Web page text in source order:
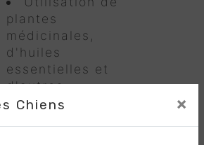
Chiens ×
plantes
médicinales,
d'huiles
essentielles et
d'autres
remèdes